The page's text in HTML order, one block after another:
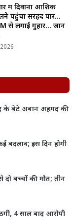
में दिवाना आशिक
पहुंचा सरहद पार…
से लगाई गुहार… जानें
के बेटे अबान अहमद की
बदलाव; इस दिन होगी
दो बच्चों की मौत; तीन
4 साल बाद आरोपी